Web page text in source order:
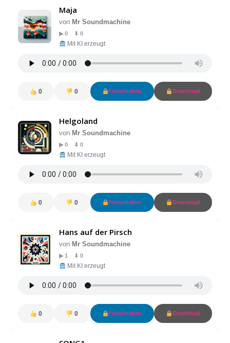
Maja
von Mr Soundmachine
▶ 0 ⬇ 0
Mit KI erzeugt
0 0 Freischalten Download
Helgoland
von Mr Soundmachine
▶ 0 ⬇ 0
Mit KI erzeugt
0 0 Freischalten Download
Hans auf der Pirsch
von Mr Soundmachine
▶ 1 ⬇ 0
Mit KI erzeugt
0 0 Freischalten Download